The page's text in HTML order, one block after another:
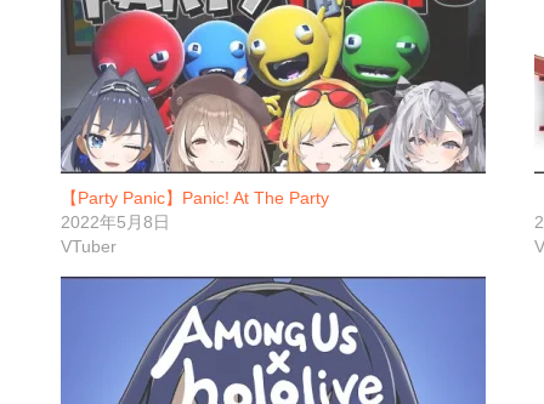
【Party Panic】Panic! At The Party
2022年5月8日
VTuber